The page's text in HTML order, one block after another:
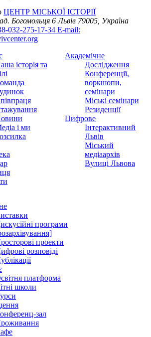
ЦЕНТР МІСЬКОЇ ІСТОРІЇ
Богомольця 6Львів 79005, Україна
032-275-17-34 E-mail:
історія та
і ми
Академічне
Дослідження
Конференції,
воркшопи,
семінари
Міські семінари
Резиденції
Цифрове
Інтерактивний
Львів
Міський
медіаархів
Вулиці Львова
програми
проекти
розповіді
платформа
школи
зал